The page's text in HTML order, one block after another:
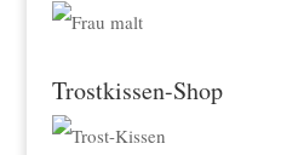
Trostkissen-Shop